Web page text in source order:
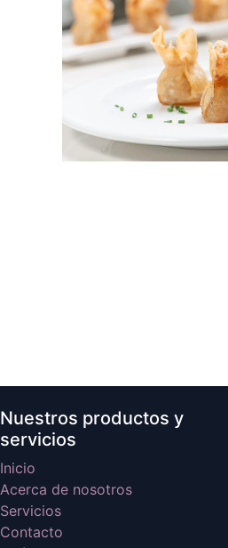
Nuestros productos y
servicios
Inicio
Acerca de nosotros
Servicios
Contacto